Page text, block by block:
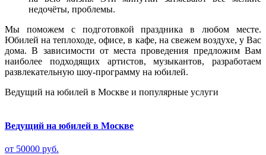
недочёты, проблемы.
Мы поможем с подготовкой праздника в любом месте.
Юбилей на теплоходе, офисе, в кафе, на свежем воздухе, у Вас
дома. В зависимости от места проведения предложим Вам
наиболее подходящих артистов, музыкантов, разработаем
развлекательную шоу-программу на юбилей.
Ведущий на юбилей в Москве и популярные услуги
Ведущий на юбилей в Москве
от 50000 руб.